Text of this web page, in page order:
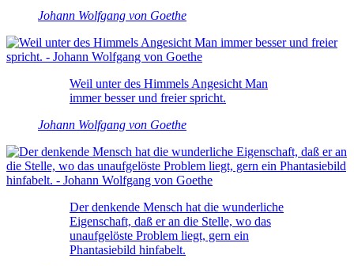
Johann Wolfgang von Goethe
Weil unter des Himmels Angesicht Man
immer besser und freier spricht.
Johann Wolfgang von Goethe
Der denkende Mensch hat die wunderliche
Eigenschaft, daß er an die Stelle, wo das
unaufgelöste Problem liegt, gern ein
Phantasiebild hinfabelt.